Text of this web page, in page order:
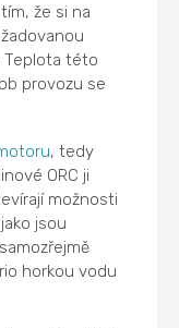
že si na
Teplota této
provozu se
, tedy
ORC ji
možnosti
jsou
horkou vodu